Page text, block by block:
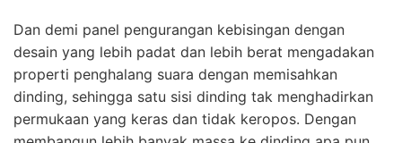
Dan demi panel pengurangan kebisingan dengan
desain yang lebih padat dan lebih berat mengadakan
properti penghalang suara dengan memisahkan
dinding, sehingga satu sisi dinding tak menghadirkan
permukaan yang keras dan tidak keropos. Dengan